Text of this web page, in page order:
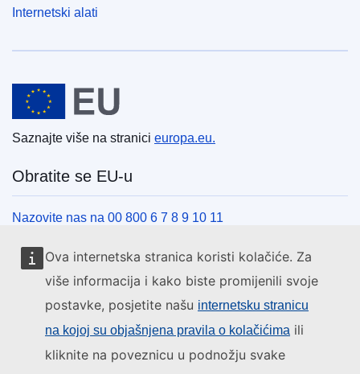
Ova internetska stranica koristi kolačiće. Za
više informacija i kako biste promijenili svoje
postavke, posjetite našu internetsku stranicu
na kojoj su objašnjena pravila o kolačićima ili
kliknite na poveznicu u podnožju svake
Internetski alati
Europska unija
Saznajte više na stranici europa.eu.
Obratite se EU-u
Nazovite nas na 00 800 6 7 8 9 10 11
Uspostavite telefonsku vezu na drugi način
Pišite nam služeći se našim obrascem za kontakt
Upoznajte nas u jednom od centara EU-a